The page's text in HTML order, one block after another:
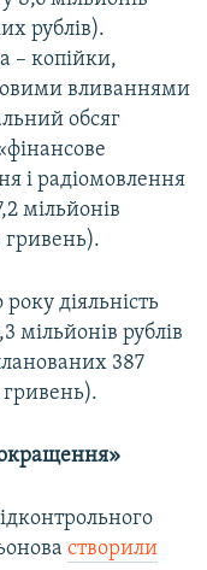
рублів).
– копійки,
вливаннями
обсяг
і радіомовлення
мільйонів
гривень).
діяльність
рублів
387
гривень).
створили